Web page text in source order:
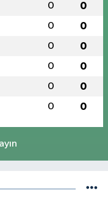
0 0
0 0
0 0
0 0
0 0
0 0